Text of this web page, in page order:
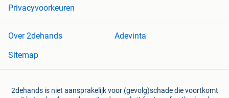
Privacyvoorkeuren
Over 2dehands
Adevinta
Sitemap
2dehands is niet aansprakelijk voor (gevolg)schade die voortkomt